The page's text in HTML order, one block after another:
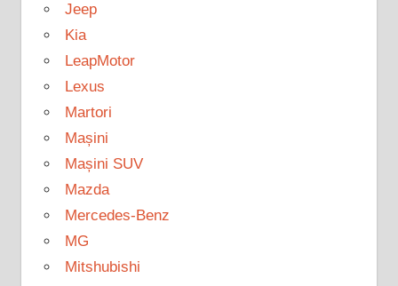
Jeep
Kia
LeapMotor
Lexus
Martori
Mașini
Mașini SUV
Mazda
Mercedes-Benz
MG
Mitshubishi